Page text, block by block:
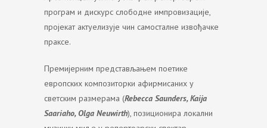
програм и дискурс слободне импровизације,
пројекат актуелизује чин самосталне извођачке
праксе.
Премијерним представљањем поетике
европских композиторки афирмисаних у
светским размерама (Rebecca Saunders, Kaija
Saariaho, Olga Neuwirth), позиционира локални